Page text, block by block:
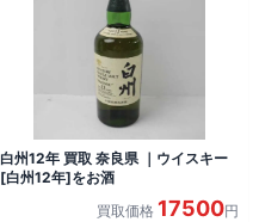
白州12年 買取 奈良県 ｜ウイスキー
[白州12年]をお酒
買取価格 17500円